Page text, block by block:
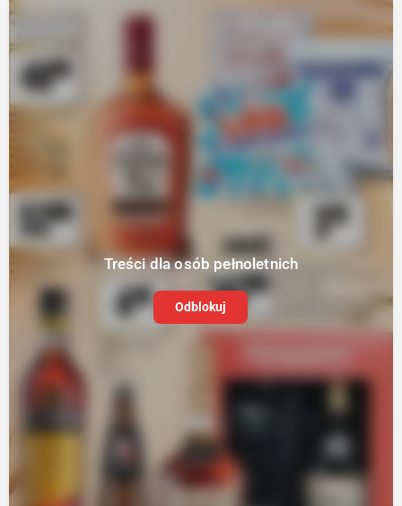
Treści dla osób pełnoletnich
Odblokuj